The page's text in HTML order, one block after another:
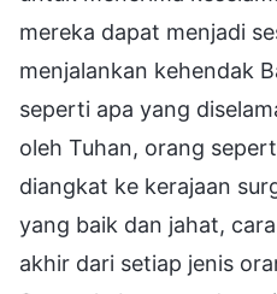
mereka dapat menjadi
menjalankan kehendak
seperti apa yang
oleh Tuhan, orang
diangkat ke kerajaan
yang baik dan jahat,
akhir dari setiap jenis